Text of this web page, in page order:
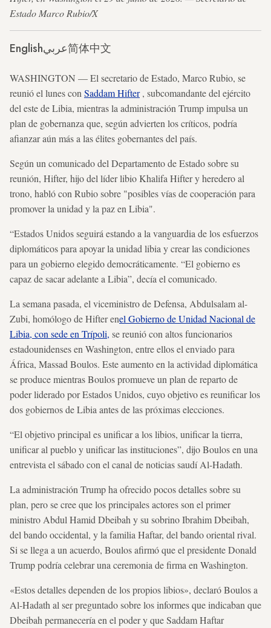
Estado Marco Rubio/X
Englishعربي简体中文
WASHINGTON — El secretario de Estado, Marco Rubio, se
reunió el lunes con Saddam Hifter, subcomandante del ejército
del este de Libia, mientras la administración Trump impulsa un
plan de gobernanza que, según advierten los críticos, podría
afianzar aún más a las élites gobernantes del país.
Según un comunicado del Departamento de Estado sobre su
reunión, Hifter, hijo del líder libio Khalifa Hifter y heredero al
trono, habló con Rubio sobre "posibles vías de cooperación para
promover la unidad y la paz en Libia".
“Estados Unidos seguirá estando a la vanguardia de los esfuerzos
diplomáticos para apoyar la unidad libia y crear las condiciones
para un gobierno elegido democráticamente. “El gobierno es
capaz de sacar adelante a Libia”, decía el comunicado.
La semana pasada, el viceministro de Defensa, Abdulsalam al-
Zubi, homólogo de Hifter enel Gobierno de Unidad Nacional de
Libia, con sede en Trípoli, se reunió con altos funcionarios
estadounidenses en Washington, entre ellos el enviado para
África, Massad Boulos. Este aumento en la actividad diplomática
se produce mientras Boulos promueve un plan de reparto de
poder liderado por Estados Unidos, cuyo objetivo es reunificar los
dos gobiernos de Libia antes de las próximas elecciones.
“El objetivo principal es unificar a los libios, unificar la tierra,
unificar al pueblo y unificar las instituciones”, dijo Boulos en una
entrevista el sábado con el canal de noticias saudí Al-Hadath.
La administración Trump ha ofrecido pocos detalles sobre su
plan, pero se cree que los principales actores son el primer
ministro Abdul Hamid Dbeibah y su sobrino Ibrahim Dbeibah,
del bando occidental, y la familia Haftar, del bando oriental rival.
Si se llega a un acuerdo, Boulos afirmó que el presidente Donald
Trump podría celebrar una ceremonia de firma en Washington.
«Estos detalles dependen de los propios libios», declaró Boulos a
Al-Hadath al ser preguntado sobre los informes que indicaban que
Dbeibah permanecería en el poder y que Saddam Haftar